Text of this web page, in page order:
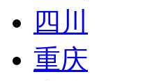
四川
重庆